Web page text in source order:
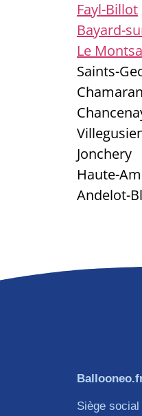
Fayl-Billot
Bayard-
Le
Saints-
Jonchery
Haute-
Andelot-
Siège social